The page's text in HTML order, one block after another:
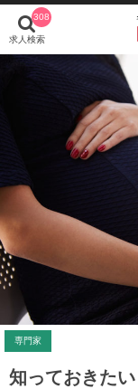
308
求人検索
専門家
知っておきた